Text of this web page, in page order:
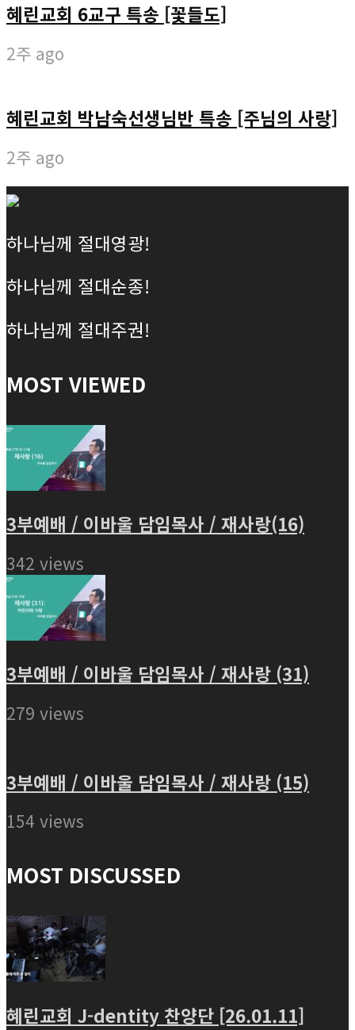
혜린교회 6교구 특송 [꽃들도]
2주 ago
혜린교회 박남숙선생님반 특송 [주님의 사랑]
2주 ago
하나님께 절대영광!
하나님께 절대순종!
하나님께 절대주권!
MOST VIEWED
3부예배 / 이바울 담임목사 / 재사랑(16)
342 views
3부예배 / 이바울 담임목사 / 재사랑 (31)
279 views
3부예배 / 이바울 담임목사 / 재사랑 (15)
154 views
MOST DISCUSSED
혜린교회 J-dentity 찬양단 [26.01.11]